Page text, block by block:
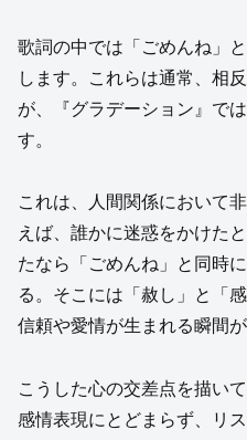
歌詞の中では「ごめんね」
します。これらは通常、相
が、『グラデーション』で
す。
これは、人間関係において
えば、誰かに迷惑をかけた
たなら「ごめんね」と同時
る。そこには「赦し」と「
信頼や愛情が生まれる瞬間が
こうした心の交差点を描い
感情表現にとどまらず、リ